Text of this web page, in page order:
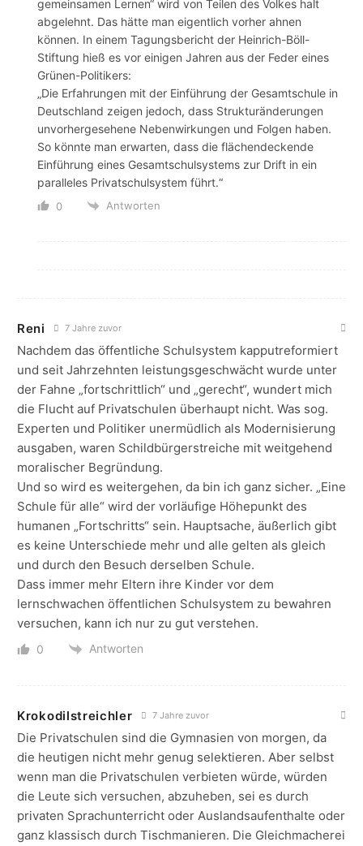
gemeinsamen Lernen“ wird von Teilen des Volkes halt
abgelehnt. Das hätte man eigentlich vorher ahnen
können. In einem Tagungsbericht der Heinrich-Böll-
Stiftung hieß es vor einigen Jahren aus der Feder eines
Grünen-Politikers:
„Die Erfahrungen mit der Einführung der Gesamtschule in
Deutschland zeigen jedoch, dass Strukturänderungen
unvorhergesehene Nebenwirkungen und Folgen haben.
So könnte man erwarten, dass die flächendeckende
Einführung eines Gesamtschulsystems zur Drift in ein
paralleles Privatschulsystem führt.“
0 Antworten
Reni 7 Jahre zuvor
Nachdem das öffentliche Schulsystem kapputreformiert
und seit Jahrzehnten leistungsgeschwächt wurde unter
der Fahne „fortschrittlich“ und „gerecht“, wundert mich
die Flucht auf Privatschulen überhaupt nicht. Was sog.
Experten und Politiker unermüdlich als Modernisierung
ausgaben, waren Schildbürgerstreiche mit weitgehend
moralischer Begründung.
Und so wird es weitergehen, da bin ich ganz sicher. „Eine
Schule für alle“ wird der vorläufige Höhepunkt des
humanen „Fortschritts“ sein. Hauptsache, äußerlich gibt
es keine Unterschiede mehr und alle gelten als gleich
und durch den Besuch derselben Schule.
Dass immer mehr Eltern ihre Kinder vor dem
lernschwachen öffentlichen Schulsystem zu bewahren
versuchen, kann ich nur zu gut verstehen.
0 Antworten
Krokodilstreichler 7 Jahre zuvor
Die Privatschulen sind die Gymnasien von morgen, da
die heutigen nicht mehr genug selektieren. Aber selbst
wenn man die Privatschulen verbieten würde, würden
die Leute sich versuchen, abzuheben, sei es durch
privaten Sprachunterricht oder Auslandsaufenthalte oder
ganz klassisch durch Tischmanieren. Die Gleichmacherei